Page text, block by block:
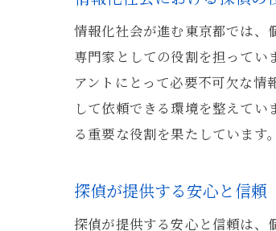
情報化社会が進む東京都では、
専門家としての役割を担ってい
アントにとって必要不可欠な
して依頼できる環境を整えて
る重要な役割を果たしています。
探偵が提供する安心と信頼
探偵が提供する安心と信頼は、